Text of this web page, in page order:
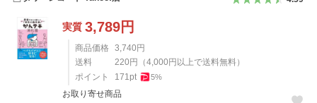
実質 3,789円
商品価格 3,740 円
送料
220 円 （4,000 円以上で送料無料）
ポイント
171pt 5%
お取り寄せ商品